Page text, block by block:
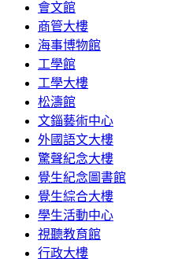
會文館
商管大樓
海事博物館
工學館
工學大樓
松濤館
文錙藝術中心
外國語文大樓
驚聲紀念大樓
覺生紀念圖書館
覺生綜合大樓
學生活動中心
視聽教育館
行政大樓